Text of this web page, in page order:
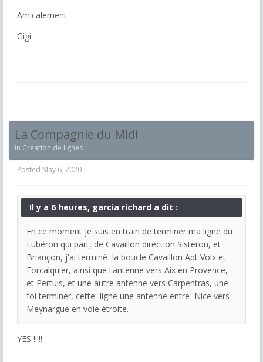
Amicalement
Gigi
La Compagnie du Midi
in Création de lignes
Posted May 6, 2020
Il y a 6 heures, garcia richard a dit :
En ce moment je suis en train de terminer ma ligne du
Lubéron qui part, de Cavaillon direction Sisteron, et
Briançon, j'ai terminé la boucle Cavaillon Apt Volx et
Forcalquier, ainsi que l'antenne vers Aix en Provence,
et Pertuis, et une autre antenne vers Carpentras, une
foi terminer, cette ligne une antenne entre Nice vers
Meynargue en voie étroite.
YES !!!!!